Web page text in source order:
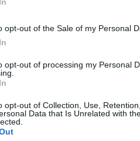
opt-out of the Sale of my Personal
opt-out of processing my Personal
opt-out of Collection, Use,
Data that Is Unrelated with
Αυγούστου έως τις 6
Χρυσό Λέοντα.Η τελευταία
σαν να κουβαλάει